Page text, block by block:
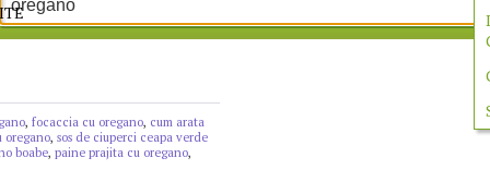
, focaccia cu oregano, cum arata
oregano, sos de ciuperci ceapa verde
boabe, paine prajita cu oregano,